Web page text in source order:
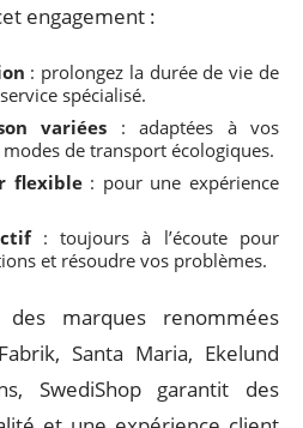
engagement :
: prolongez la durée de vie de
spécialisé.
variées : adaptées à vos
de transport écologiques.
flexible: pour une expérience
: toujours à l’écoute pour
et résoudre vos problèmes.
marques renommées
Santa Maria, Ekelund
SwediShop garantit des